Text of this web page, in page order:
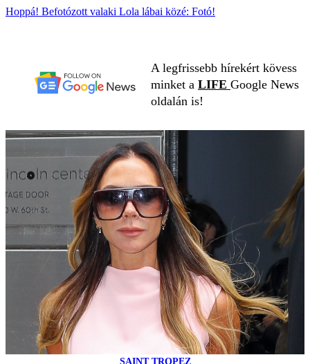
Hoppá! Befotózott valaki Lola lábai közé: Fotó!
A legfrissebb hírekért kövess
minket a LIFE Google News
oldalán is!
SAINT TROPEZ